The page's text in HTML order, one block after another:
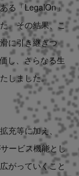
る「LegalOn」
。その結果、こ
に引き継ぎつ
し、さらなる生
しました。
充等に加え、
ービス機能とし
がっていくこと